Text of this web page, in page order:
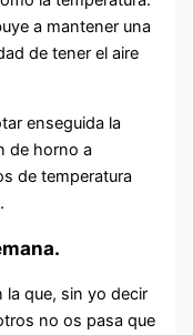
a mantener una
de tener el aire
enseguida la
de horno a
de temperatura
la que, sin yo decir
no os pasa que